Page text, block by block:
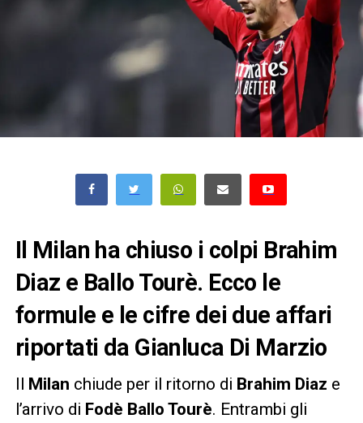
Il Milan ha chiuso i colpi Brahim
Diaz e Ballo Tourè. Ecco le
formule e le cifre dei due affari
riportati da Gianluca Di Marzio
Il Milan chiude per il ritorno di Brahim Diaz e
l’arrivo di Fodè Ballo Tourè. Entrambi gli